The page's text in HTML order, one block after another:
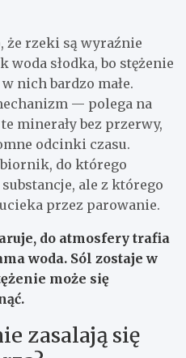
że rzeki są wyraźnie
woda słodka, bo stężenie
nich bardzo małe.
— polega na
minerały bez przerwy,
odcinki czasu.
do którego
ale z którego
przez parowanie.
do atmosfery trafia
woda. Sól zostaje w
może się
zasalają się